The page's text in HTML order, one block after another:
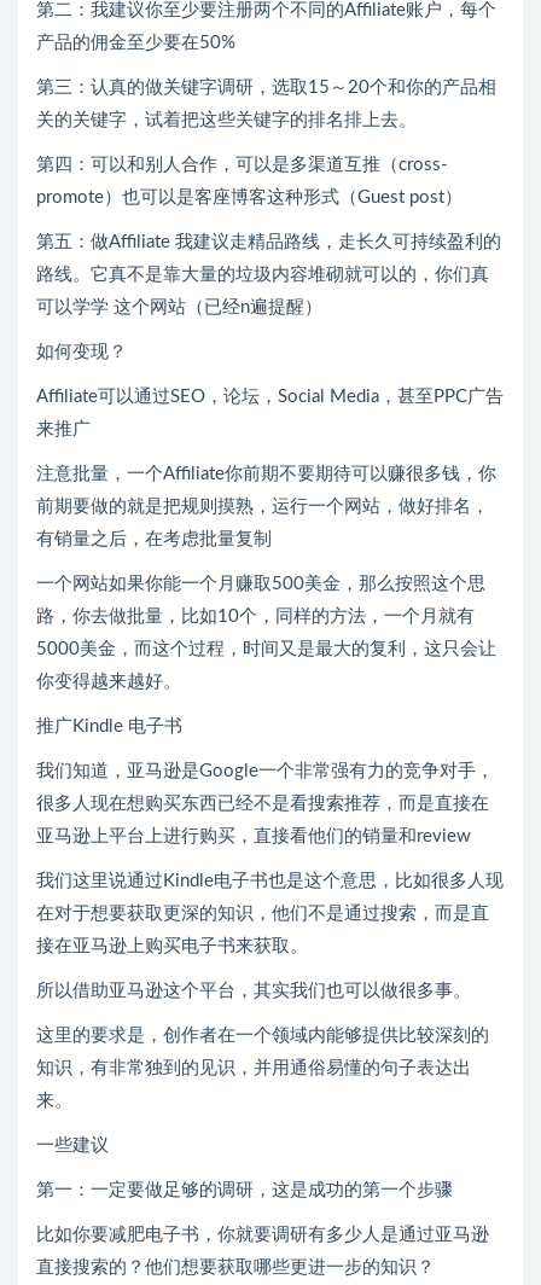
第二：我建议你至少要注册两个不同的Affiliate账户，每个
产品的佣金至少要在50%
第三：认真的做关键字调研，选取15～20个和你的产品相
关的关键字，试着把这些关键字的排名排上去。
第四：可以和别人合作，可以是多渠道互推（cross-
promote）也可以是客座博客这种形式（Guest post）
第五：做Affiliate 我建议走精品路线，走长久可持续盈利的
路线。它真不是靠大量的垃圾内容堆砌就可以的，你们真
可以学学 这个网站（已经n遍提醒）
如何变现？
Affiliate可以通过SEO，论坛，Social Media，甚至PPC广告
来推广
注意批量，一个Affiliate你前期不要期待可以赚很多钱，你
前期要做的就是把规则摸熟，运行一个网站，做好排名，
有销量之后，在考虑批量复制
一个网站如果你能一个月赚取500美金，那么按照这个思
路，你去做批量，比如10个，同样的方法，一个月就有
5000美金，而这个过程，时间又是最大的复利，这只会让
你变得越来越好。
推广Kindle 电子书
我们知道，亚马逊是Google一个非常强有力的竞争对手，
很多人现在想购买东西已经不是看搜索推荐，而是直接在
亚马逊上平台上进行购买，直接看他们的销量和review
我们这里说通过Kindle电子书也是这个意思，比如很多人现
在对于想要获取更深的知识，他们不是通过搜索，而是直
接在亚马逊上购买电子书来获取。
所以借助亚马逊这个平台，其实我们也可以做很多事。
这里的要求是，创作者在一个领域内能够提供比较深刻的
知识，有非常独到的见识，并用通俗易懂的句子表达出
来。
一些建议
第一：一定要做足够的调研，这是成功的第一个步骤
比如你要减肥电子书，你就要调研有多少人是通过亚马逊
直接搜索的？他们想要获取哪些更进一步的知识？